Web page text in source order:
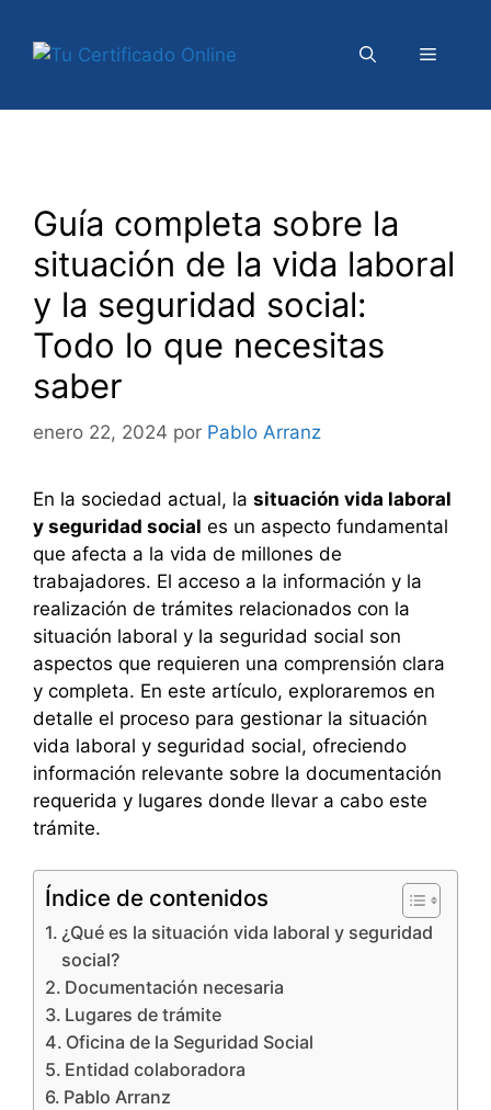
contenido
Menú
Guía completa sobre la
situación de la vida laboral
y la seguridad social:
Todo lo que necesitas
saber
enero 22, 2024 por Pablo Arranz
En la sociedad actual, la situación vida laboral
y seguridad social es un aspecto fundamental
que afecta a la vida de millones de
trabajadores. El acceso a la información y la
realización de trámites relacionados con la
situación laboral y la seguridad social son
aspectos que requieren una comprensión clara
y completa. En este artículo, exploraremos en
detalle el proceso para gestionar la situación
vida laboral y seguridad social, ofreciendo
información relevante sobre la documentación
requerida y lugares donde llevar a cabo este
trámite.
Índice de contenidos
¿Qué es la situación vida laboral y seguridad
social?
Documentación necesaria
Lugares de trámite
Oficina de la Seguridad Social
Entidad colaboradora
Pablo Arranz